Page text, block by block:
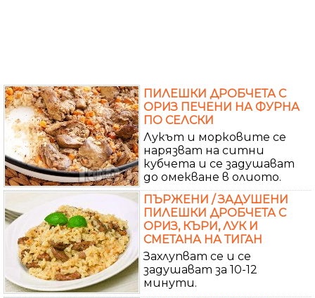
ПИЛЕШКИ ДРОБЧЕТА С
ОРИЗ ПЕЧЕНИ НА ФУРНА
ПО СЕЛСКИ
Лукът и морковите се
нарязват на ситни
кубчета и се задушават
до омекване в олиото.
ПЪРЖЕНИ / ЗАДУШЕНИ
ПИЛЕШКИ ДРОБЧЕТА С
ОРИЗ, КЪРИ, ЛУК И
СМЕТАНА НА ТИГАН
Захлупват се и се
задушават за 10-12
минути.